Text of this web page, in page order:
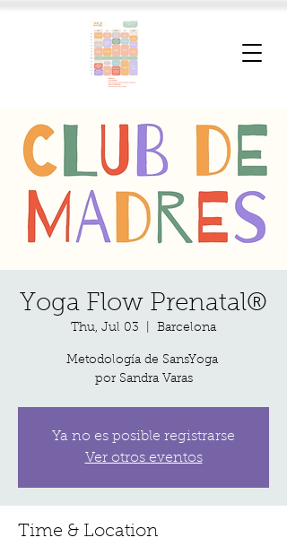
Yoga Flow Prenatal®
Thu, Jul 03 Barcelona
Metodología de SansYoga
por Sandra Varas
Ya no es posible registrarse
Ver otros eventos
Time & Location